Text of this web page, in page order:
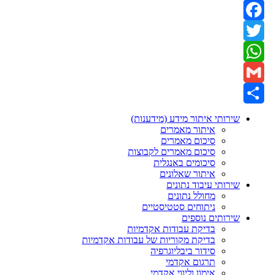
Facebook
Twitter
WhatsApp
Gmail
שירותי איתור מידע (מידענות)
איתור מאמרים
סיכום מאמרים
סיכום מאמרים לקבוצות
סיכומים באנגלית
איתור שאלונים
שירותי עיבוד נתונים
מחולל נתונים
ניתוחים סטטיסטיים
שירותים נוספים
בדיקת עבודות אקדמיות
בדיקת מקוריות של עבודות אקדמיות
סידור ביבליוגרפיה
תרגום אקדמי
אימון וליווי אקדמי